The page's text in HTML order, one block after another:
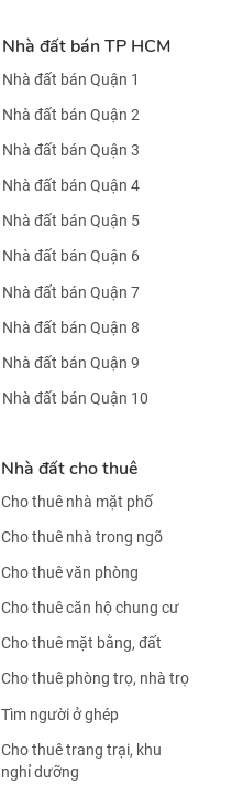
Nhà đất bán TP HCM
Nhà đất bán Quận 1
Nhà đất bán Quận 2
Nhà đất bán Quận 3
Nhà đất bán Quận 4
Nhà đất bán Quận 5
Nhà đất bán Quận 6
Nhà đất bán Quận 7
Nhà đất bán Quận 8
Nhà đất bán Quận 9
Nhà đất bán Quận 10
Nhà đất cho thuê
Cho thuê nhà mặt phố
Cho thuê nhà trong ngõ
Cho thuê văn phòng
Cho thuê căn hộ chung cư
Cho thuê mặt bằng, đất
Cho thuê phòng trọ, nhà trọ
Tìm người ở ghép
Cho thuê trang trại, khu
nghỉ dưỡng